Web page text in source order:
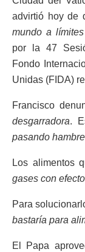
advirtió hoy de
mundo a
por la 47
Fondo
Unidas (FIDA)
Francisco
desgarradora.
pasando hambre
Los alimentos
gases con
Para
bastaría para
El Papa